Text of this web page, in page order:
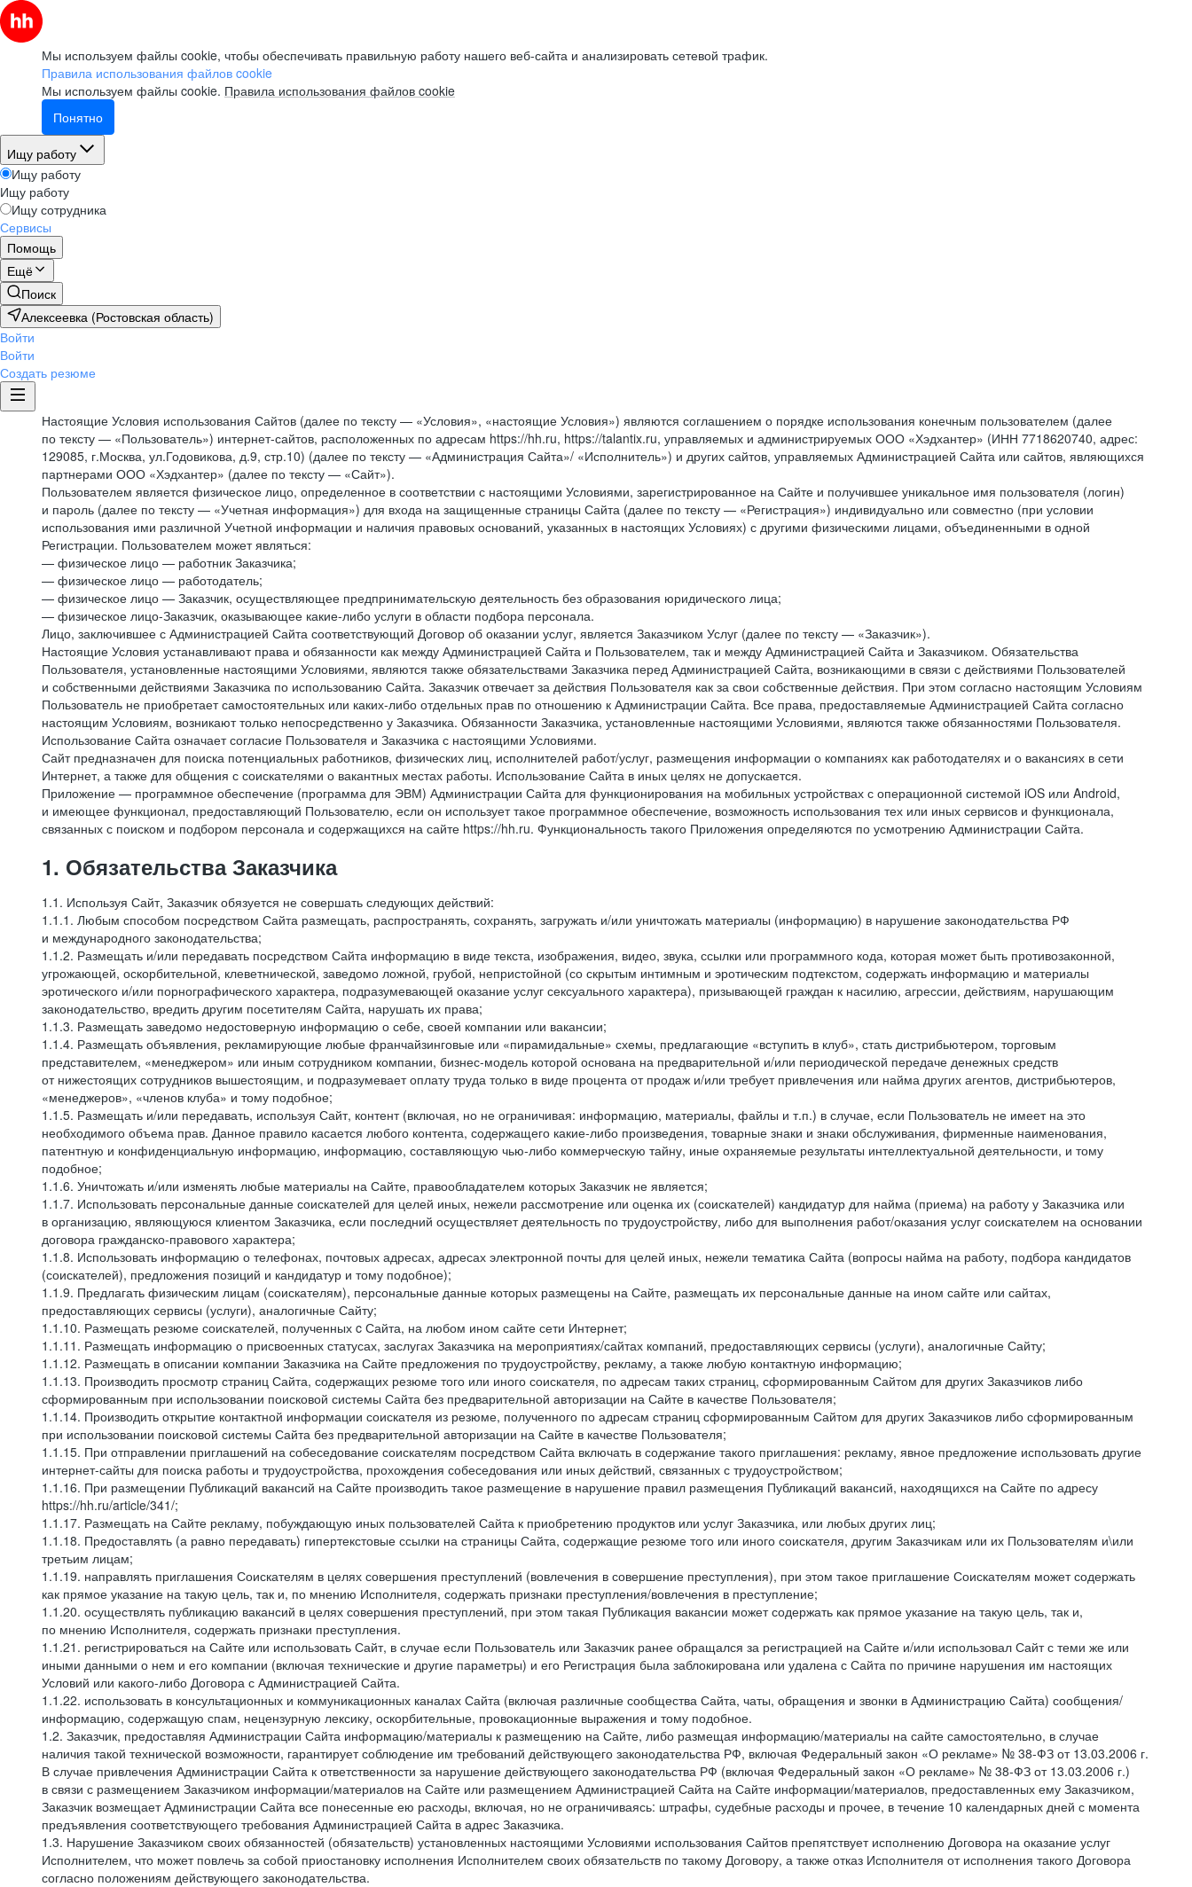
Мы используем файлы cookie, чтобы обеспечивать правильную работу нашего веб-сайта и анализировать сетевой трафик.
Правила использования файлов cookie
Мы используем файлы cookie. Правила использования файлов cookie
Понятно
Ищу работу
Ищу работу
Ищу работу
Ищу сотрудника
Сервисы
Помощь
Ещё
Поиск
Алексеевка (Ростовская область)
Войти
Войти
Создать резюме
Настоящие Условия использования Сайтов (далее по тексту — «Условия», «настоящие Условия») являются соглашением о порядке использования конечным пользователем (далее
по тексту — «Пользователь») интернет-сайтов, расположенных по адресам https://hh.ru, https://talantix.ru, управляемых и администрируемых ООО «Хэдхантер» (ИНН 7718620740, адрес:
129085, г.Москва, ул.Годовикова, д.9, стр.10) (далее по тексту — «Администрация Сайта»/ «Исполнитель») и других сайтов, управляемых Администрацией Сайта или сайтов, являющихся
партнерами ООО «Хэдхантер» (далее по тексту — «Сайт»).
Пользователем является физическое лицо, определенное в соответствии с настоящими Условиями, зарегистрированное на Сайте и получившее уникальное имя пользователя (логин)
и пароль (далее по тексту — «Учетная информация») для входа на защищенные страницы Сайта (далее по тексту — «Регистрация») индивидуально или совместно (при условии
использования ими различной Учетной информации и наличия правовых оснований, указанных в настоящих Условиях) с другими физическими лицами, объединенными в одной
Регистрации. Пользователем может являться:
— физическое лицо — работник Заказчика;
— физическое лицо — работодатель;
— физическое лицо — Заказчик, осуществляющее предпринимательскую деятельность без образования юридического лица;
— физическое лицо-Заказчик, оказывающее какие-либо услуги в области подбора персонала.
Лицо, заключившее с Администрацией Сайта соответствующий Договор об оказании услуг, является Заказчиком Услуг (далее по тексту — «Заказчик»).
Настоящие Условия устанавливают права и обязанности как между Администрацией Сайта и Пользователем, так и между Администрацией Сайта и Заказчиком. Обязательства
Пользователя, установленные настоящими Условиями, являются также обязательствами Заказчика перед Администрацией Сайта, возникающими в связи с действиями Пользователей
и собственными действиями Заказчика по использованию Сайта. Заказчик отвечает за действия Пользователя как за свои собственные действия. При этом согласно настоящим Условиям
Пользователь не приобретает самостоятельных или каких-либо отдельных прав по отношению к Администрации Сайта. Все права, предоставляемые Администрацией Сайта согласно
настоящим Условиям, возникают только непосредственно у Заказчика. Обязанности Заказчика, установленные настоящими Условиями, являются также обязанностями Пользователя.
Использование Сайта означает согласие Пользователя и Заказчика с настоящими Условиями.
Сайт предназначен для поиска потенциальных работников, физических лиц, исполнителей работ/услуг, размещения информации о компаниях как работодателях и о вакансиях в сети
Интернет, а также для общения с соискателями о вакантных местах работы. Использование Сайта в иных целях не допускается.
Приложение — программное обеспечение (программа для ЭВМ) Администрации Сайта для функционирования на мобильных устройствах с операционной системой iOS или Android,
и имеющее функционал, предоставляющий Пользователю, если он использует такое программное обеспечение, возможность использования тех или иных сервисов и функционала,
связанных с поиском и подбором персонала и содержащихся на сайте https://hh.ru. Функциональность такого Приложения определяются по усмотрению Администрации Сайта.
1. Обязательства Заказчика
1.1. Используя Сайт, Заказчик обязуется не совершать следующих действий:
1.1.1. Любым способом посредством Сайта размещать, распространять, сохранять, загружать и/или уничтожать материалы (информацию) в нарушение законодательства РФ
и международного законодательства;
1.1.2. Размещать и/или передавать посредством Сайта информацию в виде текста, изображения, видео, звука, ссылки или программного кода, которая может быть противозаконной,
угрожающей, оскорбительной, клеветнической, заведомо ложной, грубой, непристойной (со скрытым интимным и эротическим подтекстом, содержать информацию и материалы
эротического и/или порнографического характера, подразумевающей оказание услуг сексуального характера), призывающей граждан к насилию, агрессии, действиям, нарушающим
законодательство, вредить другим посетителям Сайта, нарушать их права;
1.1.3. Размещать заведомо недостоверную информацию о себе, своей компании или вакансии;
1.1.4. Размещать объявления, рекламирующие любые франчайзинговые или «пирамидальные» схемы, предлагающие «вступить в клуб», стать дистрибьютером, торговым
представителем, «менеджером» или иным сотрудником компании, бизнес-модель которой основана на предварительной и/или периодической передаче денежных средств
от нижестоящих сотрудников вышестоящим, и подразумевает оплату труда только в виде процента от продаж и/или требует привлечения или найма других агентов, дистрибьютеров,
«менеджеров», «членов клуба» и тому подобное;
1.1.5. Размещать и/или передавать, используя Сайт, контент (включая, но не ограничивая: информацию, материалы, файлы и т.п.) в случае, если Пользователь не имеет на это
необходимого объема прав. Данное правило касается любого контента, содержащего какие-либо произведения, товарные знаки и знаки обслуживания, фирменные наименования,
патентную и конфиденциальную информацию, информацию, составляющую чью-либо коммерческую тайну, иные охраняемые результаты интеллектуальной деятельности, и тому
подобное;
1.1.6. Уничтожать и/или изменять любые материалы на Сайте, правообладателем которых Заказчик не является;
1.1.7. Использовать персональные данные соискателей для целей иных, нежели рассмотрение или оценка их (соискателей) кандидатур для найма (приема) на работу у Заказчика или
в организацию, являющуюся клиентом Заказчика, если последний осуществляет деятельность по трудоустройству, либо для выполнения работ/оказания услуг соискателем на основании
договора гражданско-правового характера;
1.1.8. Использовать информацию о телефонах, почтовых адресах, адресах электронной почты для целей иных, нежели тематика Сайта (вопросы найма на работу, подбора кандидатов
(соискателей), предложения позиций и кандидатур и тому подобное);
1.1.9. Предлагать физическим лицам (соискателям), персональные данные которых размещены на Сайте, размещать их персональные данные на ином сайте или сайтах,
предоставляющих сервисы (услуги), аналогичные Сайту;
1.1.10. Размещать резюме соискателей, полученных c Сайта, на любом ином сайте сети Интернет;
1.1.11. Размещать информацию о присвоенных статусах, заслугах Заказчика на мероприятиях/сайтах компаний, предоставляющих сервисы (услуги), аналогичные Сайту;
1.1.12. Размещать в описании компании Заказчика на Сайте предложения по трудоустройству, рекламу, а также любую контактную информацию;
1.1.13. Производить просмотр страниц Сайта, содержащих резюме того или иного соискателя, по адресам таких страниц, сформированным Сайтом для других Заказчиков либо
сформированным при использовании поисковой системы Сайта без предварительной авторизации на Сайте в качестве Пользователя;
1.1.14. Производить открытие контактной информации соискателя из резюме, полученного по адресам страниц сформированным Сайтом для других Заказчиков либо сформированным
при использовании поисковой системы Сайта без предварительной авторизации на Сайте в качестве Пользователя;
1.1.15. При отправлении приглашений на собеседование соискателям посредством Сайта включать в содержание такого приглашения: рекламу, явное предложение использовать другие
интернет-сайты для поиска работы и трудоустройства, прохождения собеседования или иных действий, связанных с трудоустройством;
1.1.16. При размещении Публикаций вакансий на Сайте производить такое размещение в нарушение правил размещения Публикаций вакансий, находящихся на Сайте по адресу
https://hh.ru/article/341/;
1.1.17. Размещать на Сайте рекламу, побуждающую иных пользователей Сайта к приобретению продуктов или услуг Заказчика, или любых других лиц;
1.1.18. Предоставлять (а равно передавать) гипертекстовые ссылки на страницы Сайта, содержащие резюме того или иного соискателя, другим Заказчикам или их Пользователям и\или
третьим лицам;
1.1.19. направлять приглашения Соискателям в целях совершения преступлений (вовлечения в совершение преступления), при этом такое приглашение Соискателям может содержать
как прямое указание на такую цель, так и, по мнению Исполнителя, содержать признаки преступления/вовлечения в преступление;
1.1.20. осуществлять публикацию вакансий в целях совершения преступлений, при этом такая Публикация вакансии может содержать как прямое указание на такую цель, так и,
по мнению Исполнителя, содержать признаки преступления.
1.1.21. регистрироваться на Сайте или использовать Сайт, в случае если Пользователь или Заказчик ранее обращался за регистрацией на Сайте и/или использовал Сайт с теми же или
иными данными о нем и его компании (включая технические и другие параметры) и его Регистрация была заблокирована или удалена с Сайта по причине нарушения им настоящих
Условий или какого-либо Договора с Администрацией Сайта.
1.1.22. использовать в консультационных и коммуникационных каналах Сайта (включая различные сообщества Сайта, чаты, обращения и звонки в Администрацию Сайта) сообщения/
информацию, содержащую спам, нецензурную лексику, оскорбительные, провокационные выражения и тому подобное.
1.2. Заказчик, предоставляя Администрации Сайта информацию/материалы к размещению на Сайте, либо размещая информацию/материалы на сайте самостоятельно, в случае
наличия такой технической возможности, гарантирует соблюдение им требований действующего законодательства РФ, включая Федеральный закон «О рекламе» № 38-ФЗ от 13.03.2006 г.
В случае привлечения Администрации Сайта к ответственности за нарушение действующего законодательства РФ (включая Федеральный закон «О рекламе» № 38-ФЗ от 13.03.2006 г.)
в связи с размещением Заказчиком информации/материалов на Сайте или размещением Администрацией Сайта на Сайте информации/материалов, предоставленных ему Заказчиком,
Заказчик возмещает Администрации Сайта все понесенные ею расходы, включая, но не ограничиваясь: штрафы, судебные расходы и прочее, в течение 10 календарных дней с момента
предъявления соответствующего требования Администрацией Сайта в адрес Заказчика.
1.3. Нарушение Заказчиком своих обязанностей (обязательств) установленных настоящими Условиями использования Сайтов препятствует исполнению Договора на оказание услуг
Исполнителем, что может повлечь за собой приостановку исполнения Исполнителем своих обязательств по такому Договору, а также отказ Исполнителя от исполнения такого Договора
согласно положениям действующего законодательства.